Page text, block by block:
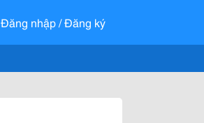
Đăng nhập / Đăng ký